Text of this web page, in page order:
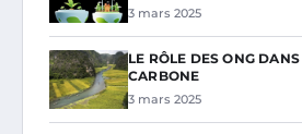
3 mars 2025
LE RÔLE DES ONG
CARBONE
3 mars 2025